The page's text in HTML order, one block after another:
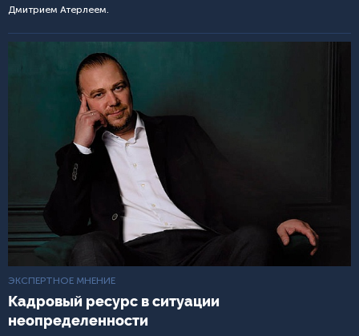
Дмитрием Атерлеем.
ЭКСПЕРТНОЕ МНЕНИЕ
Кадровый ресурс в ситуации
неопределенности